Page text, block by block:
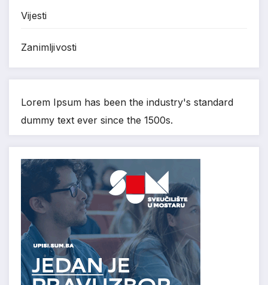
Vijesti
Zanimljivosti
Lorem Ipsum has been the industry's standard
dummy text ever since the 1500s.